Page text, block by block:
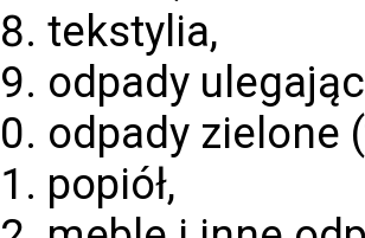
tekstylia,
odpady
odpady zielone
popiół,